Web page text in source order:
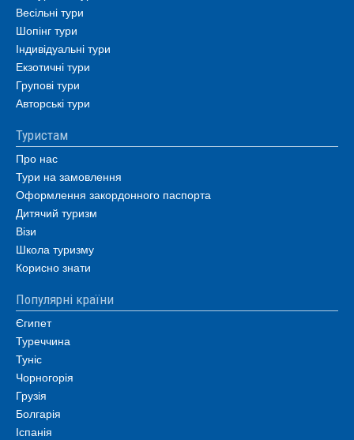
Весільні тури
Шопінг тури
Індивідуальні тури
Екзотичні тури
Групові тури
Авторські тури
Туристам
Про нас
Тури на замовлення
Оформлення закордонного паспорта
Дитячий туризм
Візи
Школа туризму
Корисно знати
Популярні країни
Єгипет
Туреччина
Туніс
Чорногорія
Грузія
Болгарія
Іспанія